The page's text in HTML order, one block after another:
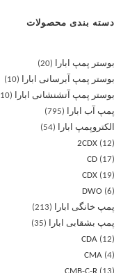
دسته بندی محصولات
بوستر پمپ ابارا
20
بوستر پمپ آبرسانی ابارا
10
بوستر پمپ آتشنشانی ابارا
10
پمپ آب ابارا
795
الکتروپمپ ابارا
54
2CDX
12
CD
17
CDX
19
DWO
6
پمپ خانگی ابارا
213
پمپ بشقابی ابارا
35
CDA
12
CMA 4